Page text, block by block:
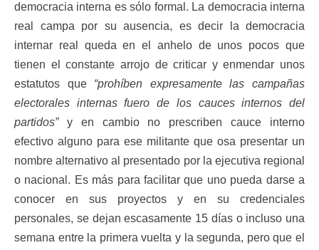
democracia interna es sólo formal. La democracia interna
real campa por su ausencia, es decir la democracia
internar real queda en el anhelo de unos pocos que
tienen el constante arrojo de criticar y enmendar unos
estatutos que “prohíben expresamente las campañas
electorales internas fuero de los cauces internos del
partidos”y en cambio no prescriben cauce interno
efectivo alguno para ese militante que osa presentar un
nombre alternativo al presentado por la ejecutiva regional
o nacional. Es más para facilitar que uno pueda darse a
conocer en sus proyectos y en su credenciales
personales, se dejan escasamente 15 días o incluso una
semana entre la primera vuelta y la segunda, pero que el